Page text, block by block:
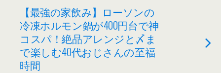
【最強の家飲み】ローソンの
冷凍ホルモン鍋が400円台で神
コスパ！絶品アレンジと〆ま
で楽しむ40代おじさんの至福
時間